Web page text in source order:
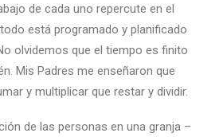
de cada uno repercute en el
está programado y planificado
olvidemos que el tiempo es finito
Mis Padres me enseñaron que
y multiplicar que restar y dividir.
de las personas en una granja –